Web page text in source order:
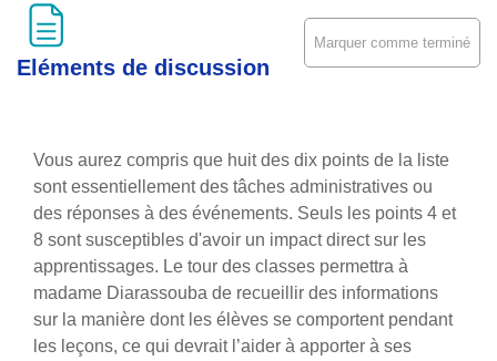
Eléments de discussion
Marquer comme terminé
Vous aurez compris que huit des dix points de la liste
sont essentiellement des tâches administratives ou
des réponses à des événements. Seuls les points 4 et
8 sont susceptibles d'avoir un impact direct sur les
apprentissages. Le tour des classes permettra à
madame Diarassouba de recueillir des informations
sur la manière dont les élèves se comportent pendant
les leçons, ce qui devrait l’aider à apporter à ses